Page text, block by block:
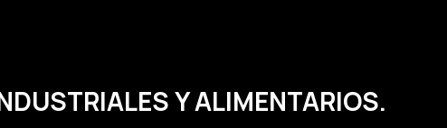
Y ALIMENTARIOS.